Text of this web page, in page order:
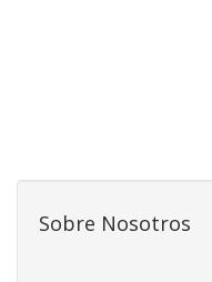
Sobre Nosotros